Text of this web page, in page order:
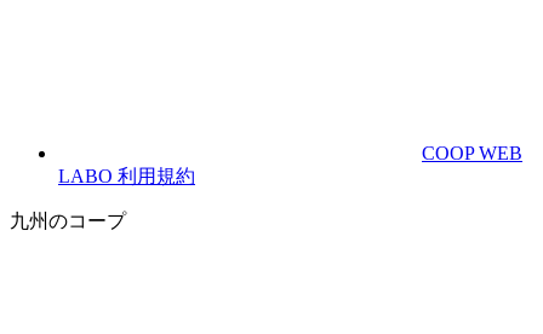
COOP WEB
LABO 利用規約
九州のコープ